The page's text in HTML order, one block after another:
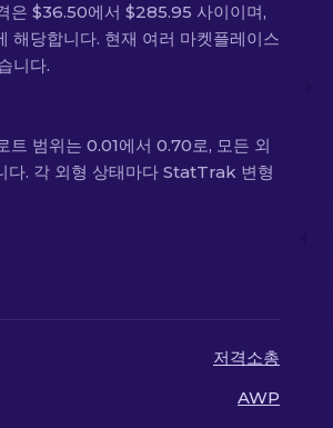
은 $36.50에서 $285.95 사이이며,
해당합니다. 현재 여러 마켓플레이스
니다.
트 범위는 0.01에서 0.70로, 모든 외
다. 각 외형 상태마다 StatTrak 변형
저격소총
AWP